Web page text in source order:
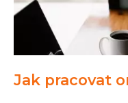
Jak pracovat